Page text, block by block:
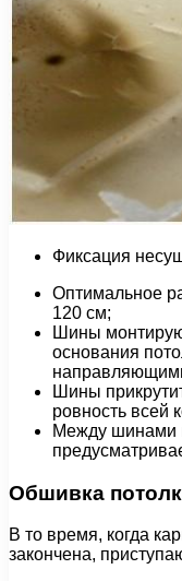
Фиксация
Оптимальное
120 см;
Шины
основания
Шины
ровность всей
Между шинами
Обшивка
В то время, когда
закончена,